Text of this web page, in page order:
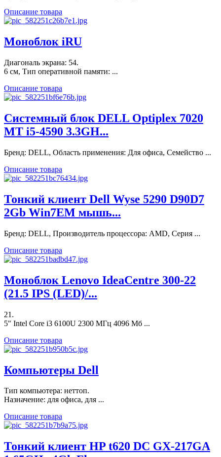
Описание товара
Моноблок iRU
Диагональ экрана: 54.
6 см, Тип оперативной памяти: ...
Описание товара
Системный блок DELL Optiplex 7020
MT i5-4590 3.3GH...
Бренд: DELL, Область применения: Для офиса, Семейство ...
Описание товара
Тонкий клиент Dell Wyse 5290 D90D7
2Gb Win7EM мышь...
Бренд: DELL, Производитель процессора: AMD, Серия ...
Описание товара
Моноблок Lenovo IdeaCentre 300-22
(21.5 IPS (LED)/...
21.
5" Intel Core i3 6100U 2300 МГц 4096 Мб ...
Описание товара
Компьютеры Dell
Тип компьютера: неттоп.
Назначение: для офиса, для ...
Описание товара
Тонкий клиент HP t620 DC GX-217GA